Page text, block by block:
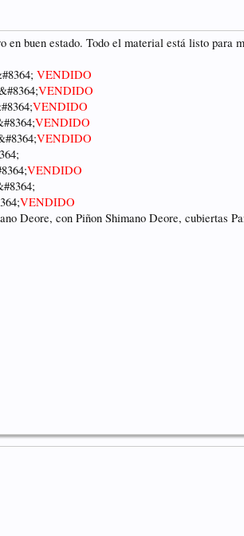
buen estado. Todo el material está listo para
VENDIDO
VENDIDO
VENDIDO
VENDIDO
VENDIDO
VENDIDO
VENDIDO
Deore, con Piñon Shimano Deore, cubiertas